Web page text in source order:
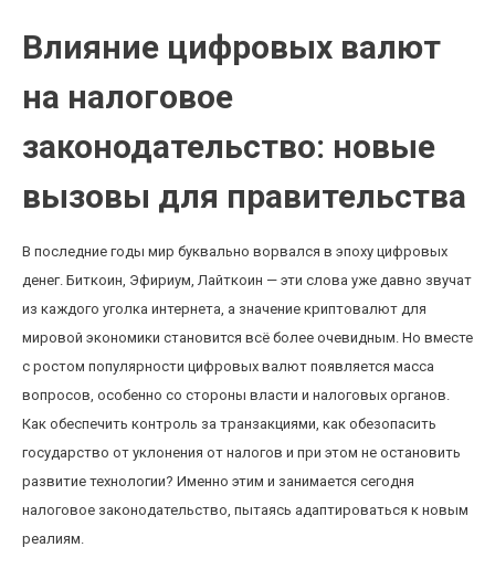
Влияние цифровых валют
на налоговое
законодательство: новые
вызовы для правительства
В последние годы мир буквально ворвался в эпоху цифровых
денег. Биткоин, Эфириум, Лайткоин — эти слова уже давно звучат
из каждого уголка интернета, а значение криптовалют для
мировой экономики становится всё более очевидным. Но вместе
с ростом популярности цифровых валют появляется масса
вопросов, особенно со стороны власти и налоговых органов.
Как обеспечить контроль за транзакциями, как обезопасить
государство от уклонения от налогов и при этом не остановить
развитие технологии? Именно этим и занимается сегодня
налоговое законодательство, пытаясь адаптироваться к новым
реалиям.